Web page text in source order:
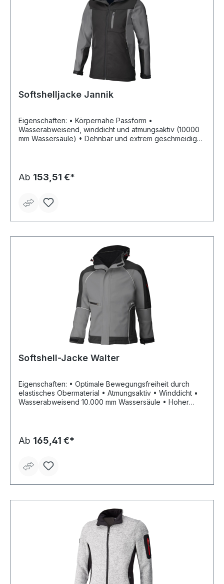
Softshelljacke Jannik
Eigenschaften: • Körpernahe Passform •
Wasserabweisend, winddicht und atmungsaktiv (10000
mm Wassersäule) • Dehnbar und extrem geschmeidiges
• Eine offene Innentasche • Eine mit Reißverschluss
verschließbare Innentasche Material: 100 % Polyester,
Ab 153,51 €*
Softshell-Jacke Walter
Eigenschaften: • Optimale Bewegungsfreiheit durch
elastisches Obermaterial • Atmungsaktiv • Winddicht •
Wasserabweisend 10.000 mm Wassersäule • Hoher
% Polyester, 4 % Elasthan, 380 g/m²
Ab 165,41 €*